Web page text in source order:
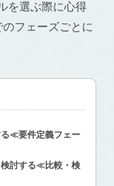
を選ぶ際に心得
フェーズごとに
る≪要件定義フェー
検討する≪比較・検